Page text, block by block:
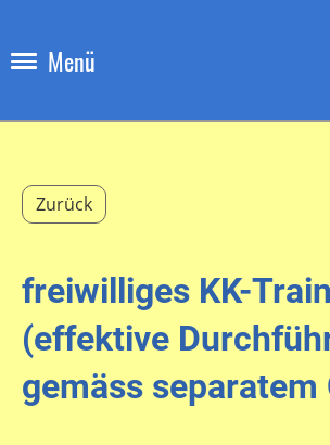
Menü
Zurück
freiwilliges KK-
(effektive
gemäss separatem